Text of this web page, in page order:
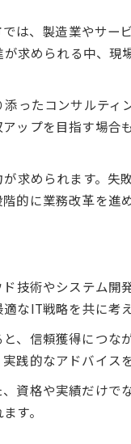
る理由
実績
ト
秘訣
響
測
は、製造業やサー
求められる中、現
ったコンサルティ
ップを目指す場合
求められます。失
的に業務改革を進
技術やシステム開
なIT戦略を共に考
、信頼獲得につな
践的なアドバイス
資格や実績だけで
す。